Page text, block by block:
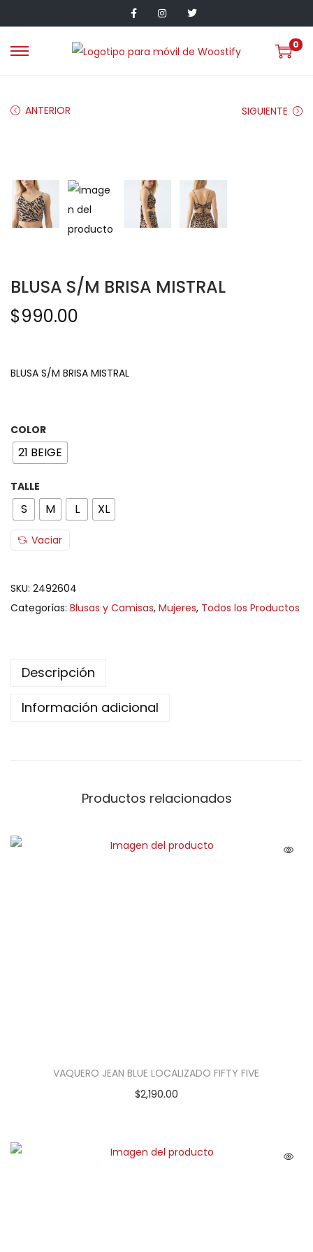
0
ANTERIOR SIGUIENTE
BLUSA S/M BRISA MISTRAL
$990.00
BLUSA S/M BRISA MISTRAL
COLOR
21 BEIGE
TALLE
S M L XL
Vaciar
SKU: 2492604
Categorías: Blusas y Camisas, Mujeres, Todos los Productos
Descripción
Información adicional
Productos relacionados
VAQUERO JEAN BLUE LOCALIZADO FIFTY FIVE
$2,190.00